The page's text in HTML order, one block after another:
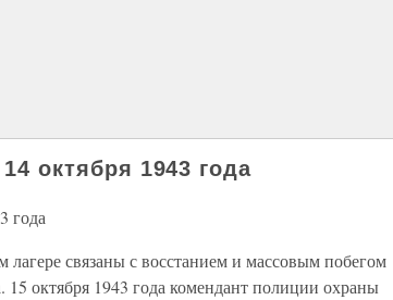
октября 1943 года
года
связаны с восстанием и массовым побегом
15 октября 1943 года комендант полиции охраны